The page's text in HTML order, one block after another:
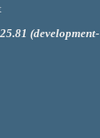
(development-